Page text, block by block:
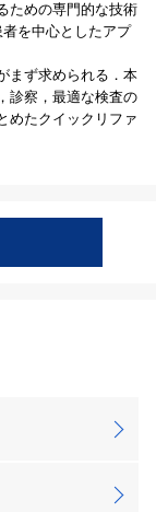
ための専門的な技術
を中心としたアプ
まず求められる．本
診察，最適な検査の
めたクイックリファ